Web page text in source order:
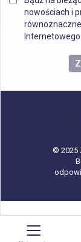
nowościach i
© 2025